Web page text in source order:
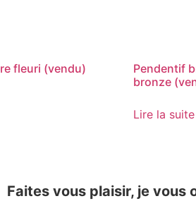
fleuri (vendu)
Pendentif
bronze
Lire la suite
Faites vous plaisir, je vous